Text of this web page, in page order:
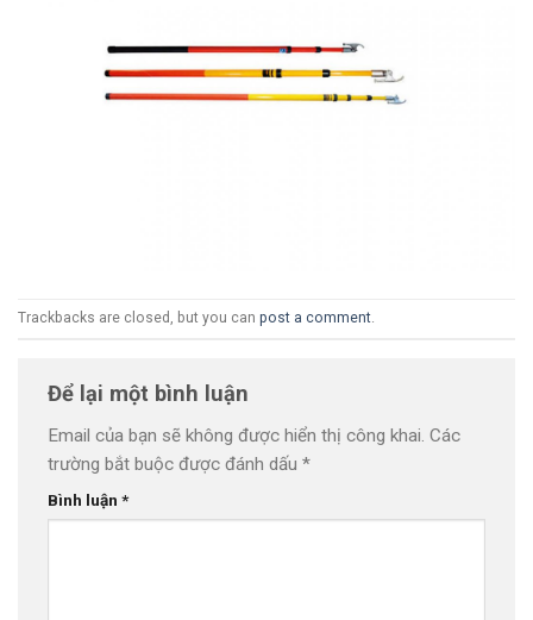
Trackbacks are closed, but you can post a comment
Để lại một bình luận
Email của bạn sẽ không được hiển thị công khai. Các
trường bắt buộc được đánh dấu *
Bình luận *